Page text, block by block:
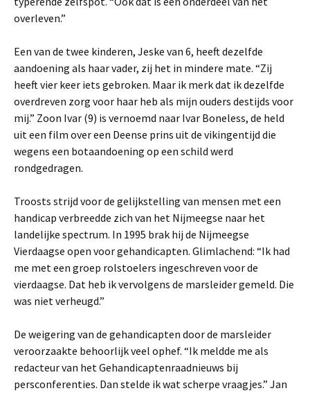
overleven.”
Een van de twee kinderen, Jeske van 6, heeft dezelfde
aandoening als haar vader, zij het in mindere mate. “Zij
heeft vier keer iets gebroken. Maar ik merk dat ik dezelfde
overdreven zorg voor haar heb als mijn ouders destijds voor
mij.” Zoon Ivar (9) is vernoemd naar Ivar Boneless, de held
uit een film over een Deense prins uit de vikingentijd die
wegens een botaandoening op een schild werd
rondgedragen.
Troosts strijd voor de gelijkstelling van mensen met een
handicap verbreedde zich van het Nijmeegse naar het
landelijke spectrum. In 1995 brak hij de Nijmeegse
Vierdaagse open voor gehandicapten. Glimlachend: “Ik had
me met een groep rolstoelers ingeschreven voor de
vierdaagse. Dat heb ik vervolgens de marsleider gemeld. Die
was niet verheugd.”
De weigering van de gehandicapten door de marsleider
veroorzaakte behoorlijk veel ophef. “Ik meldde me als
redacteur van het Gehandicaptenraadnieuws bij
persconferenties. Dan stelde ik wat scherpe vraagjes.” Jan